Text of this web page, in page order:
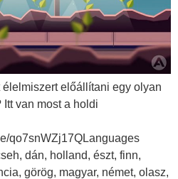
előállítani egy olyan
van most a holdi
qo7snWZj17QLanguages
dán, holland, észt, finn,
görög, magyar, német, olasz,